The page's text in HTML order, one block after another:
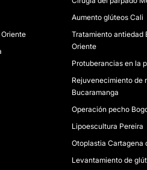
Aumento glúteos Cali
Tratamiento antiedad
Oriente
Protuberancias en la
Rejuvenecimiento de
Bucaramanga
Operación pecho
Lipoescultura Pereira
Otoplastia Cartagena
Levantamiento de